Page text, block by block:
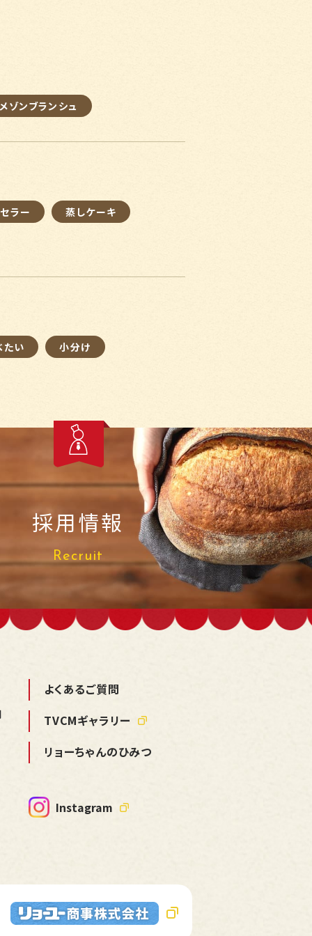
メゾンブランシュ
ラー 蒸しケーキ
たい 小分け
採用情報
Recruit
よくあるご質問
TVCMギャラリー
リョーちゃんのひみつ
Instagram